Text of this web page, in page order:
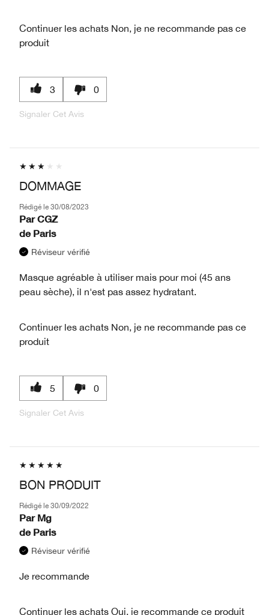
Continuer les achats Non, je ne recommande pas ce
produit
3 0
Signaler Cet Avis
DOMMAGE
Rédigé le 30/08/2023
Par CGZ
de Paris
Réviseur vérifié
Masque agréable à utiliser mais pour moi (45 ans
peau sèche), il n'est pas assez hydratant.
Continuer les achats Non, je ne recommande pas ce
produit
5 0
Signaler Cet Avis
BON PRODUIT
Rédigé le 30/09/2022
Par Mg
de Paris
Réviseur vérifié
Je recommande
Continuer les achats Oui, je recommande ce produit